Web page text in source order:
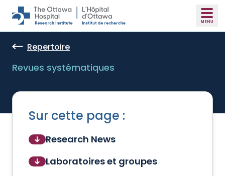
Skip to main content
Repertoire
Revues systématiques
Sur cette page :
Research News
Laboratoires et groupes